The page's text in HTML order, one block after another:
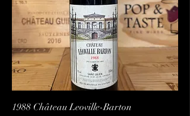
1988 Château Leoville-Barton